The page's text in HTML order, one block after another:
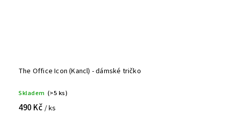
The Office Icon (Kancl) - dámské tričko
Skladem (>5 ks)
490 Kč / ks